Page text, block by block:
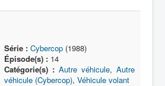
Série : Cybercop(1988)
Épisode(s) :14
Catégorie(s) : Autre véhicule, Autre
véhicule (Cybercop), Véhicule volant